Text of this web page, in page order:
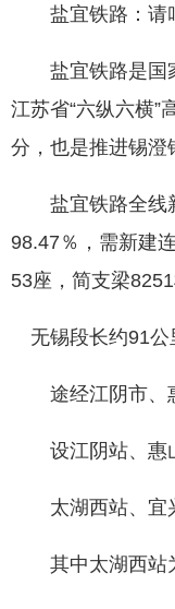
盐宜铁路：请
盐宜铁路是国家
江苏省“六纵六横”
分，也是推进锡澄
盐宜铁路全线新
98.47％，需新建
53座，简支梁
无锡段长约91公
途经江阴市、
设江阴站、惠
太湖西站、宜
其中太湖西站